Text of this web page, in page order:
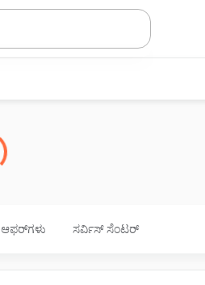
ಆಫರ್‌ಗಳು ಸರ್ವಿಸ್ ಸೆಂಟರ್